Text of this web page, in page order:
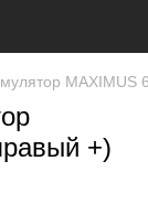
MAXIMUS
+)